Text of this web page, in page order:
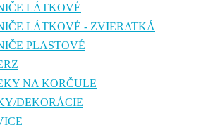
LÁTKOVÉ
LÁTKOVÉ - ZVIERATKÁ
PLASTOVÉ
NA KORČULE
DEKORÁCIE